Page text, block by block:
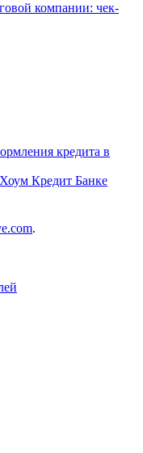
компании: чек-
кредита в
Кредит Банке
.